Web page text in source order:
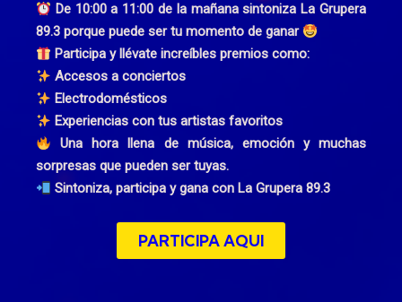
De 10:00 a 11:00 de la mañana sintoniza La Grupera
89.3 porque puede ser tu momento de ganar
Participa y llévate increíbles premios como:
Accesos a conciertos
Electrodomésticos
Experiencias con tus artistas favoritos
Una hora llena de música, emoción y muchas
sorpresas que pueden ser tuyas.
Sintoniza, participa y gana con La Grupera 89.3
PARTICIPA AQUI